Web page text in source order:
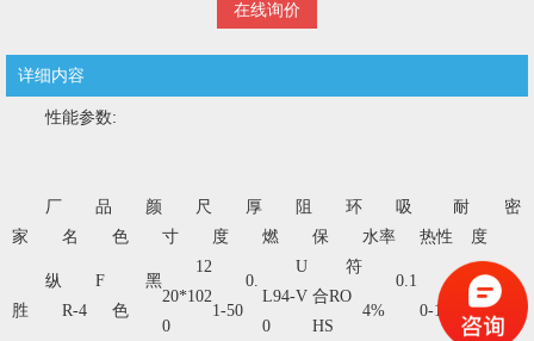
在线询价
详细内容
性能参数:
厂
家
品
名
颜
色
尺
寸
厚
度
阻
燃
环
保
吸
水率
耐
热性
密
度
纵
胜
F
R-4
黑
色
12
20*102
0
0.
1-50
U
L94-V
0
符
合RO
HS
0.1
4%
15
0-180
1.
9-2.0